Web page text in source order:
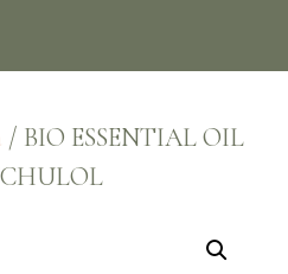
/ BIO ESSENTIAL OIL